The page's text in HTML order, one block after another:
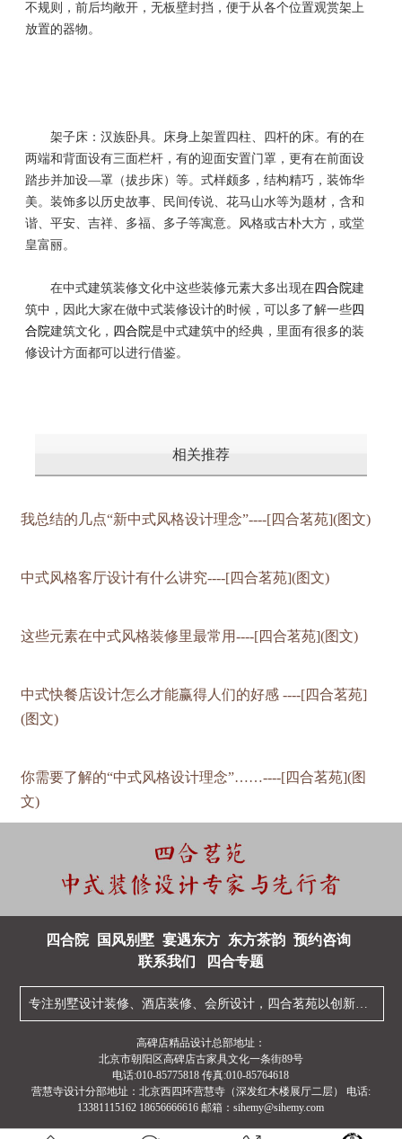
不规则，前后均敞开，无板壁封挡，便于从各个位置观赏架上
放置的器物。
架子床：汉族卧具。床身上架置四柱、四杆的床。有的在
两端和背面设有三面栏杆，有的迎面安置门罩，更有在前面设
踏步并加设—罩（拔步床）等。式样颇多，结构精巧，装饰华
美。装饰多以历史故事、民间传说、花马山水等为题材，含和
谐、平安、吉祥、多福、多子等寓意。风格或古朴大方，或堂
皇富丽。
在中式建筑装修文化中这些装修元素大多出现在四合院建
筑中，因此大家在做中式装修设计的时候，可以多了解一些四
合院建筑文化， 四合院是中式建筑中的经典，里面有很多的装
修设计方面都可以进行借鉴。
相关推荐
我总结的几点“新中式风格设计理念”----[四合茗苑](图文)
中式风格客厅设计有什么讲究----[四合茗苑](图文)
这些元素在中式风格装修里最常用----[四合茗苑](图文)
中式快餐店设计怎么才能赢得人们的好感 ----[四合茗苑]
(图文)
你需要了解的“中式风格设计理念”……----[四合茗苑](图
文)
四合院 国风别墅 宴遇东方 东方茶韵 预约咨询
联系我们
四合专题
专注别墅设计装修 、酒店装修 、会所设计 ，四合茗苑以创新型的
高碑店精品设计总部地址：
北京市朝阳区高碑店古家具文化一条街89号
电话:010-85775818 传真:010-85764618
营慧寺设计分部地址：北京西四环营慧寺（深发红木楼展厅二层） 电话:
13381115162 18656666616 邮箱：sihemy@sihemy.com